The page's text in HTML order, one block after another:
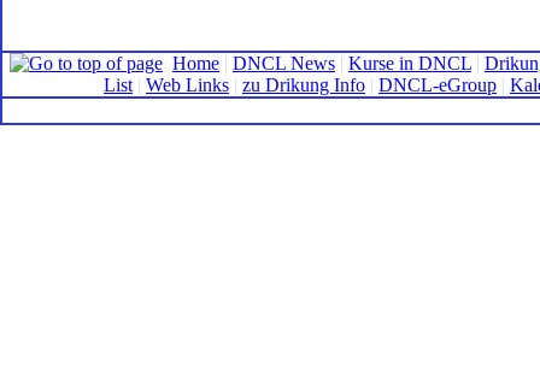
Home | DNCL News | Kurse in DNCL |
List | Web Links | zu Drikung Info | DNCL-eGroup |